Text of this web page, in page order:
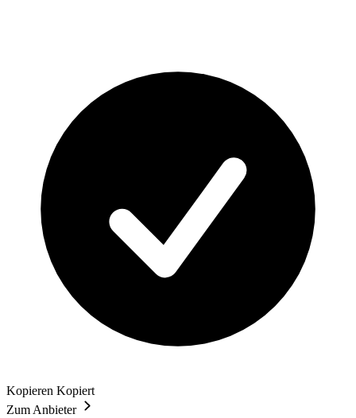
Kopieren Kopiert
Zum Anbieter